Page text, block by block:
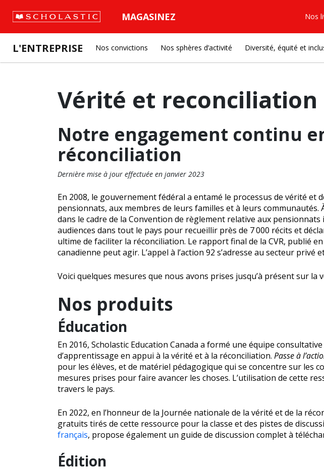
MAGASINEZ Nos
L'ENTREPRISE Nos convictions Nos sphères d’activité Diversité, équité et
Vérité et reconciliation
Notre engagement continu
réconciliation
Dernière mise à jour effectuée en janvier 2023
En 2008, le gouvernement fédéral a entamé le processus de vérité et
pensionnats, aux membres de leurs familles et à leurs communautés.
dans le cadre de la Convention de règlement relative aux
audiences dans tout le pays pour recueillir près de 7 000 récits et
ultime de faciliter la réconciliation. Le rapport final de la CVR, publié
canadienne peut agir. L’appel à l’action 92 s’adresse au secteur privé
Voici quelques mesures que nous avons prises jusqu’à présent sur la
Nos produits
Éducation
En 2016, Scholastic Education Canada a formé une équipe
d’apprentissage en appui à la vérité et à la réconciliation. Passe à
pour les élèves, et de matériel pédagogique qui se concentre sur les
mesures prises pour faire avancer les choses. L’utilisation de cette
travers le pays.
En 2022, en l’honneur de la Journée nationale de la vérité et de la
gratuits tirés de cette ressource pour la classe et des pistes de
français, propose également un guide de discussion complet à
Édition